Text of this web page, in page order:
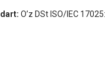
O’z DSt ISO/IEC